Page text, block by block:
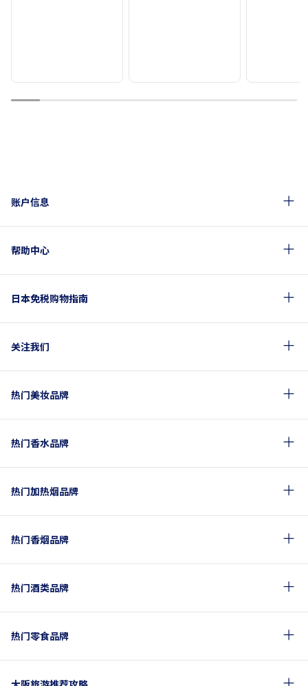
1 2 3 4 5 6 7 8 9 10
账户信息
帮助中心
日本免税购物指南
关注我们
热门美妆品牌
热门香水品牌
热门加热烟品牌
热门香烟品牌
热门酒类品牌
热门零食品牌